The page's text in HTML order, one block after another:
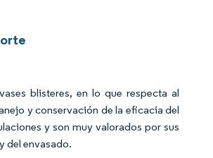
blisteres, en lo que respecta al
y conservación de la eficacia del
y son muy valorados por sus
del envasado.